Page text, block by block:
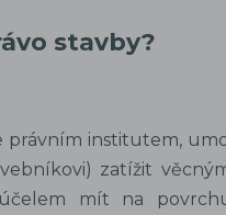
stavby?
právním institutem,
zatížit
mít na